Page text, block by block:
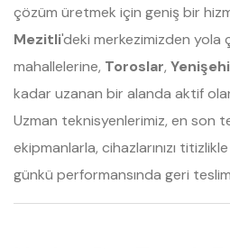
çözüm üretmek için geniş bir
Mezitli'deki merkezimizden yola
mahallelerine, Toroslar,
kadar uzanan bir alanda aktif
Uzman teknisyenlerimiz, en son
ekipmanlarla, cihazlarınızı
günkü performansında geri